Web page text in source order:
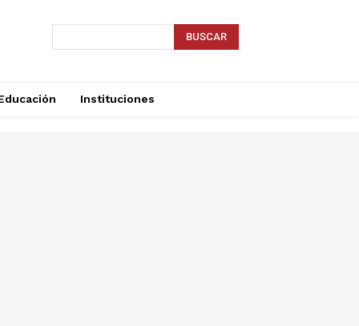
BUSCAR
Instituciones